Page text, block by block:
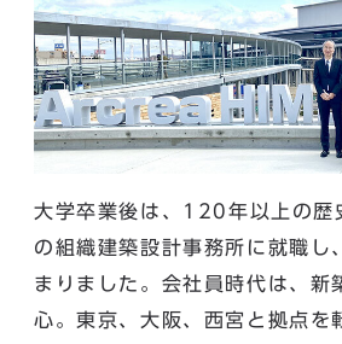
大学卒業後は、120年以上の歴
の組織建築設計事務所に就職し
まりました。会社員時代は、新
心。東京、大阪、西宮と拠点を